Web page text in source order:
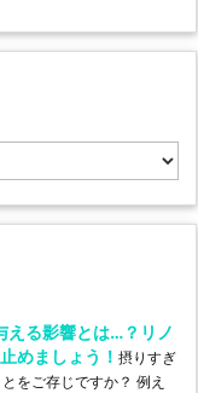
える影響とは…？リノ
めましょう！ 摂りすぎ
をご存じですか？ 例え